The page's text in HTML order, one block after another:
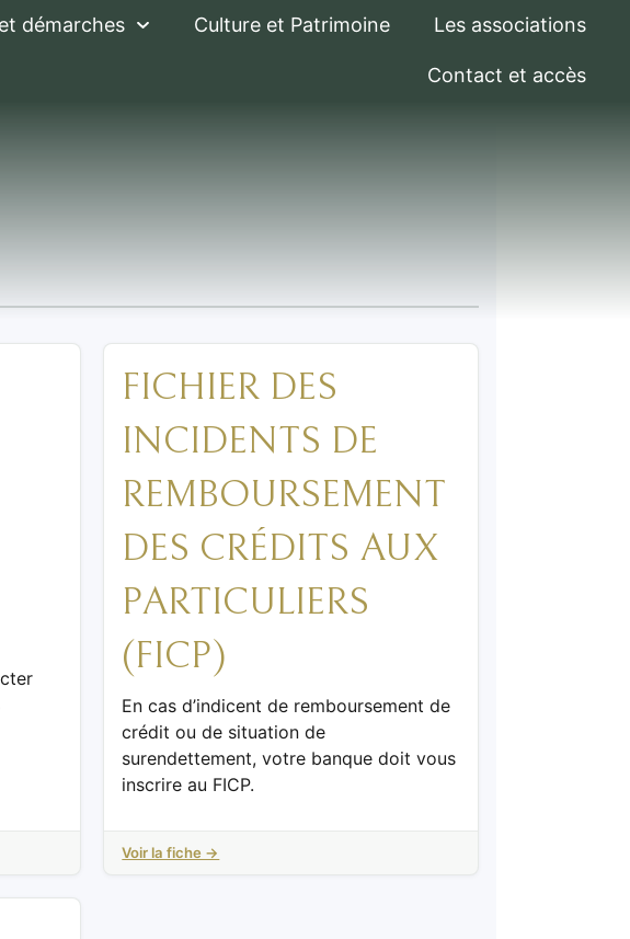
démarches Culture et Patrimoine Les associations
Contact et accès
FICHIER DES
INCIDENTS DE
REMBOURSEMENT
DES CRÉDITS AUX
PARTICULIERS
(FICP)
En cas d’indicent de remboursement de
crédit ou de situation de
surendettement, votre banque doit vous
inscrire au FICP.
Voir la fiche →